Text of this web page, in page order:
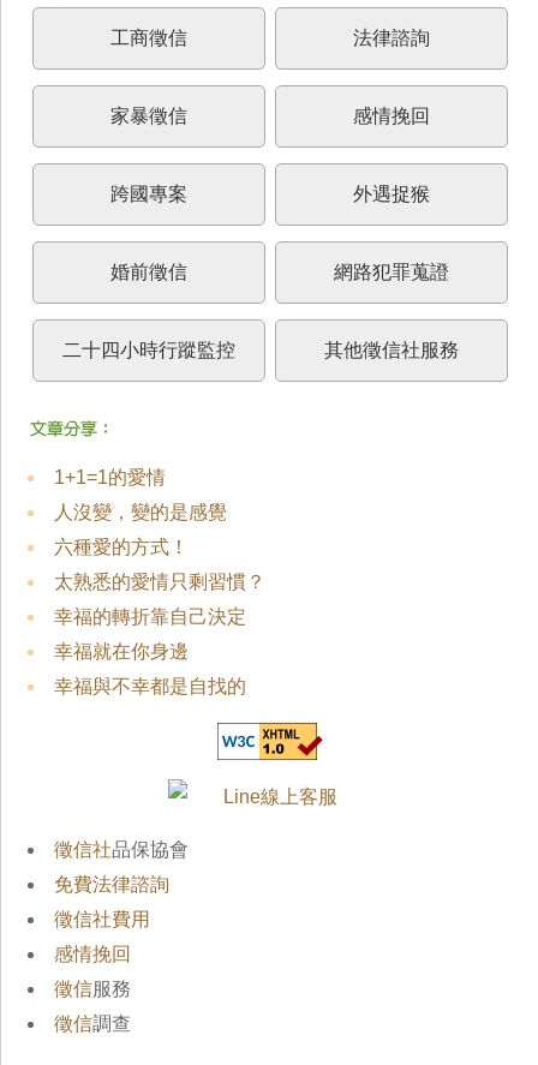
工商徵信 法律諮詢
家暴徵信 感情挽回
跨國專案 外遇捉猴
婚前徵信 網路犯罪蒐證
二十四小時行蹤監控 其他徵信社服務
1+1=1的愛情
人沒變，變的是感覺
六種愛的方式！
太熟悉的愛情只剩習慣？
幸福的轉折靠自己決定
幸福就在你身邊
幸福與不幸都是自找的
徵信社品保協會
免費法律諮詢
徵信社費用
感情挽回
徵信服務
徵信調查